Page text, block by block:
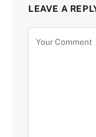
LEAVE A